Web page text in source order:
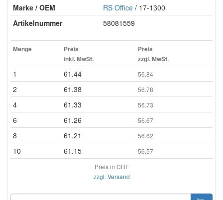
Marke / OEM
RS Office / 17-1300
Artikelnummer
58081559
Menge
Preis
inkl. MwSt.
Preis
zzgl. MwSt.
1 61.44 56.84
2 61.38 56.78
4 61.33 56.73
6 61.26 56.67
8 61.21 56.62
10 61.15
56.57
Preis in CHF
zzgl. Versand